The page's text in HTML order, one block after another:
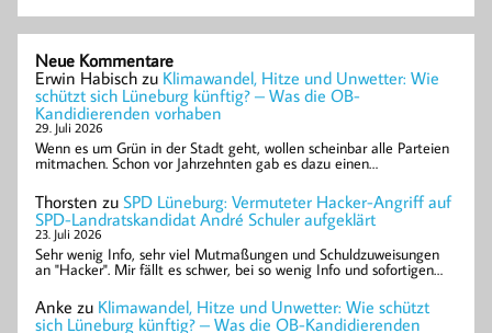
Neue Kommentare
Erwin Habisch zu Klimawandel, Hitze und Unwetter: Wie
schützt sich Lüneburg künftig? – Was die OB-
Kandidierenden vorhaben
29. Juli 2026
Wenn es um Grün in der Stadt geht, wollen scheinbar alle Parteien
mitmachen. Schon vor Jahrzehnten gab es dazu einen…
Thorsten zu SPD Lüneburg: Vermuteter Hacker-Angriff auf
SPD-Landratskandidat André Schuler aufgeklärt
23. Juli 2026
Sehr wenig Info, sehr viel Mutmaßungen und Schuldzuweisungen
an "Hacker". Mir fällt es schwer, bei so wenig Info und sofortigen…
Anke zu Klimawandel, Hitze und Unwetter: Wie schützt
sich Lüneburg künftig? – Was die OB-Kandidierenden